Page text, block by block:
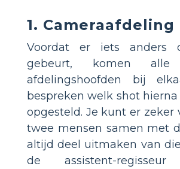
1. Cameraafdeling
Voordat er iets anders
gebeurt, komen alle
afdelingshoofden bij
bespreken welk shot
opgesteld. Je kunt er zeker
twee mensen samen met
altijd deel uitmaken van die
de assistent-